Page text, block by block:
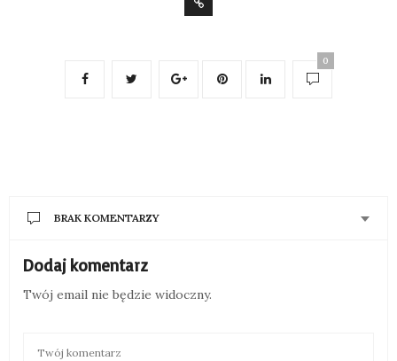
0
BRAK KOMENTARZY
Dodaj komentarz
Twój email nie będzie widoczny.